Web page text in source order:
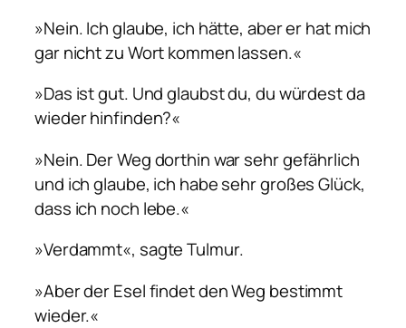
»Nein. Ich glaube, ich hätte, aber er hat mich
gar nicht zu Wort kommen lassen.«
»Das ist gut. Und glaubst du, du würdest da
wieder hinfinden?«
»Nein. Der Weg dorthin war sehr gefährlich
und ich glaube, ich habe sehr großes Glück,
dass ich noch lebe.«
»Verdammt«, sagte Tulmur.
»Aber der Esel findet den Weg bestimmt
wieder.«